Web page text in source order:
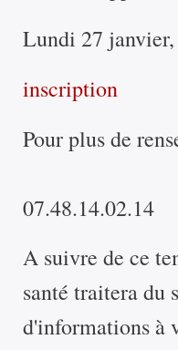
Lundi 27
inscription
Pour plus de
07.48.14.02.14
A suivre de ce
santé traitera du
d'informations à